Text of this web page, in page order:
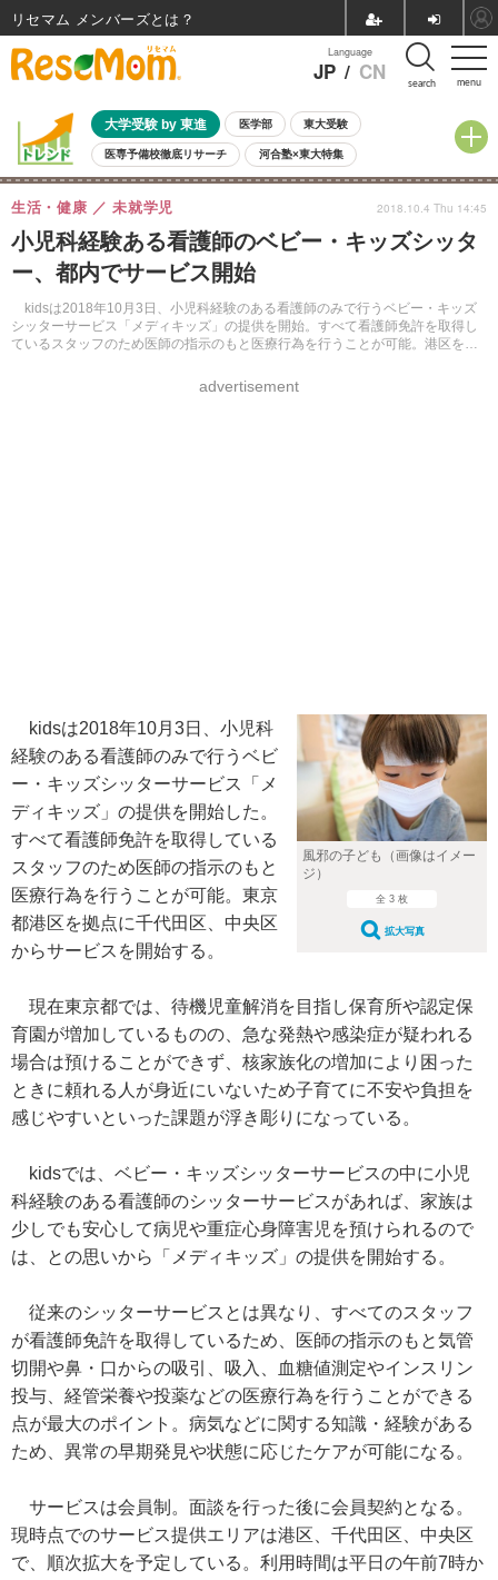
menu
Language
JP / CN search
大学受験 by 東進 医学部 東大受験
医専予備校徹底リサーチ 河合塾×東大特集
親子で考える大学選び 高校受験 中学受験 小学校受験
共通テスト 夏休み
8月開催イベント・WS 全国公立高校 過去問 人気記事
自由研究教材（小学生向け） 自由研究教材（中学生向け）
小児科経験ある看護師のベビー・キッズシッタ
ー、都内でサービス開始
kidsは2018年10月3日、小児科経験のある看護師のみで行うベビー・キッズ
シッターサービス「メディキッズ」の提供を開始。すべて看護師免許を取得し
ているスタッフのため医師の指示のもと医療行為を行うことが可能。港区を拠
生活・健康 未就学児
advertisement
2018.10.4 Thu 14:45
風邪の子ども（画像はイメー
ジ）
全 3 枚
拡大写真
kidsは2018年10月3日、小児科
経験のある看護師のみで行うベビ
ー・キッズシッターサービス「メ
ディキッズ」の提供を開始した。
すべて看護師免許を取得している
スタッフのため医師の指示のもと
医療行為を行うことが可能。東京
都港区を拠点に千代田区、中央区
からサービスを開始する。
現在東京都では、待機児童解消を目指し保育所や認定保
育園が増加しているものの、急な発熱や感染症が疑われる
場合は預けることができず、核家族化の増加により困った
ときに頼れる人が身近にいないため子育てに不安や負担を
感じやすいといった課題が浮き彫りになっている。
kidsでは、ベビー・キッズシッターサービスの中に小児
科経験のある看護師のシッターサービスがあれば、家族は
少しでも安心して病児や重症心身障害児を預けられるので
は、との思いから「メディキッズ」の提供を開始する。
従来のシッターサービスとは異なり、すべてのスタッフ
が看護師免許を取得しているため、医師の指示のもと気管
切開や鼻・口からの吸引、吸入、血糖値測定やインスリン
投与、経管栄養や投薬などの医療行為を行うことができる
点が最大のポイント。病気などに関する知識・経験がある
ため、異常の早期発見や状態に応じたケアが可能になる。
サービスは会員制。面談を行った後に会員契約となる。
現時点でのサービス提供エリアは港区、千代田区、中央区
で、順次拡大を予定している。利用時間は平日の午前7時か
リセマム メンバーズ